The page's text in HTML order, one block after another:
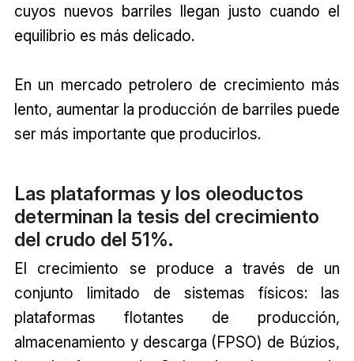
cuyos nuevos barriles llegan justo cuando el
equilibrio es más delicado.
En un mercado petrolero de crecimiento más
lento, aumentar la producción de barriles puede
ser más importante que producirlos.
Las plataformas y los oleoductos
determinan la tesis del crecimiento
del crudo del 51%.
El crecimiento se produce a través de un
conjunto limitado de sistemas físicos: las
plataformas flotantes de producción,
almacenamiento y descarga (FPSO) de Búzios,